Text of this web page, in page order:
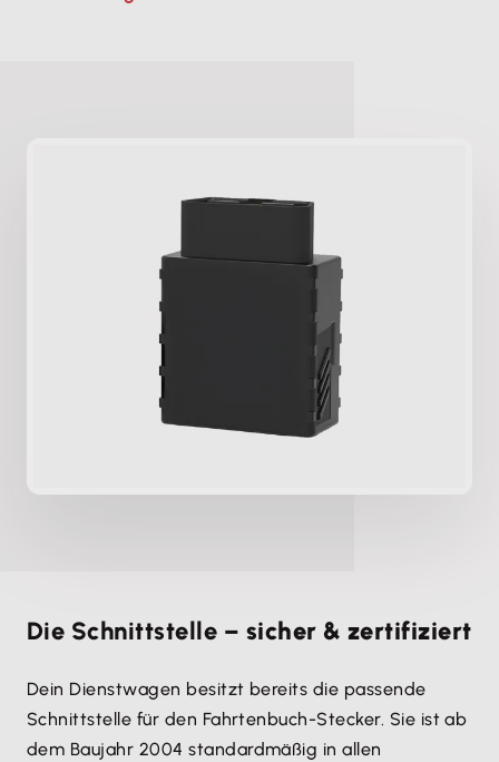
Die Schnittstelle – sicher & zertifiziert
Dein Dienstwagen besitzt bereits die passende
Schnittstelle für den Fahrtenbuch-Stecker. Sie ist ab
dem Baujahr 2004 standardmäßig in allen